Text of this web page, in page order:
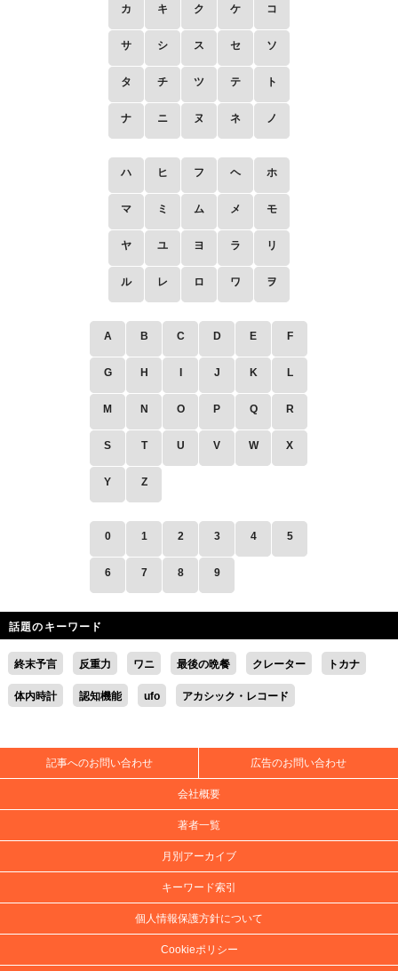
カ キ ク ケ コ
サ シ ス セ ソ
タ チ ツ テ ト
ナ ニ ヌ ネ ノ
ハ ヒ フ ヘ ホ
マ ミ ム メ モ
ヤ ユ ヨ ラ リ
ル レ ロ ワ ヲ
A B C D E F
G H J K L
M N O P Q R
S T U V W X
Y Z
0 1 2 3 4 5
6 7 8 9
話題のキーワード
終末予言 反重力 ワニ 最後の晩餐 クレーター トカナ
体内時計 認知機能 ufo アカシック・レコード
記事へのお問い合わせ 広告のお問い合わせ
会社概要
著者一覧
月別アーカイブ
キーワード索引
個人情報保護方針について
Cookieポリシー